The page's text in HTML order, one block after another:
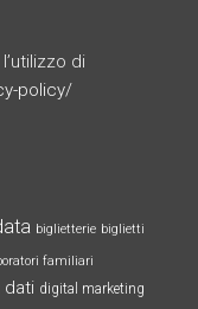
di
policy/
biglietterie biglietti
familiari
dati digital marketing